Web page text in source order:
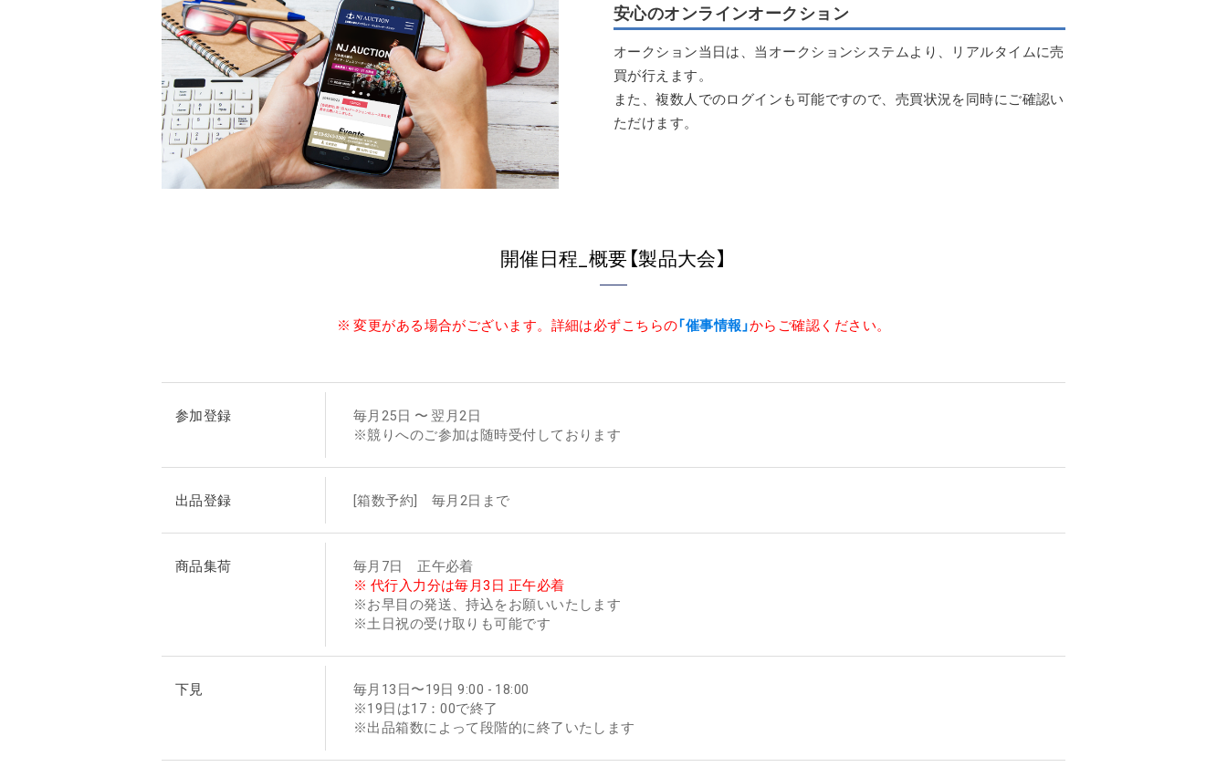
安心のオンラインオークション
オークション当日は、当オークションシステムより、リアルタイムに売
買が行えます。
また、複数人でのログインも可能ですので、売買状況を同時にご確認い
ただけます。
開催日程_概要【製品大会】
※ 変更がある場合がございます。詳細は必ずこちらの「催事情報」からご確認ください。
参加登録
毎月25日 〜 翌月2日
※競りへのご参加は随時受付しております
出品登録 [箱数予約] 毎月2日まで
商品集荷
毎月7日 正午必着
※ 代行入力分は毎月3日 正午必着
※お早目の発送、持込をお願いいたします
※土日祝の受け取りも可能です
下見
毎月13日〜19日 9:00 - 18:00
※19日は17：00で終了
※出品箱数によって段階的に終了いたします